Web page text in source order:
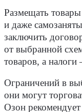
Размещать
и даже
заключить
от выбранной
товаров, а
Ограничений в
они могут
Озон